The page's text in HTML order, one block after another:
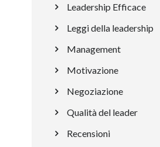
Leadership Efficace
Leggi della leadership
Management
Motivazione
Negoziazione
Qualità del leader
Recensioni